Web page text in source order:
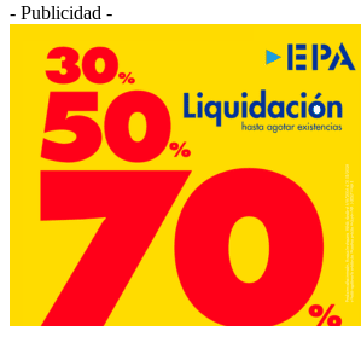
- Publicidad -